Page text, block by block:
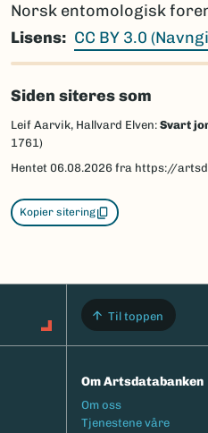
Norsk entomologisk
Lisens
CC BY 3.0
Siden siteres som
Leif Aarvik, Hallvard Elven: Svart
1761)
Hentet 06.08.2026 fra https://
Kopier sitering
Til toppen
Om Artsdatabanken
Footermeny
Om oss
Tjenestene våre